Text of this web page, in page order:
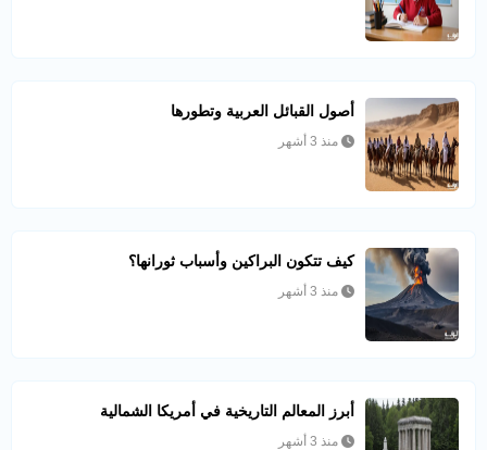
أصول القبائل العربية وتطورها
منذ 3 أشهر
كيف تتكون البراكين وأسباب ثورانها؟
منذ 3 أشهر
أبرز المعالم التاريخية في أمريكا الشمالية
منذ 3 أشهر